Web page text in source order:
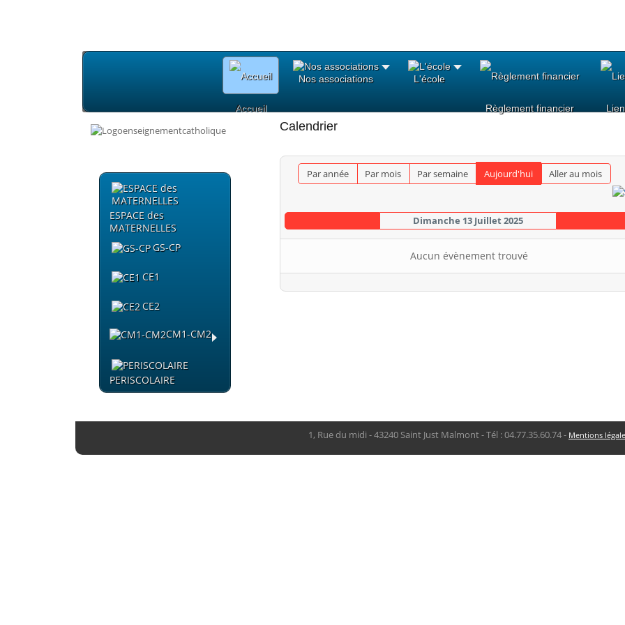
Accueil
Nos associations L'école
Règlement financier
ESPACE des
MATERNELLES
GS-CP
CE1
CE2
CM1-CM2
PERISCOLAIRE
Calendrier
Par année Par mois Par semaine Aujourd'hui Aller au mois
Dimanche 13 Juillet 2025
Aucun évènement trouvé
1, Rue du midi - 43240 Saint Just Malmont - Tél : 04.77.35.60.74 - Mentions